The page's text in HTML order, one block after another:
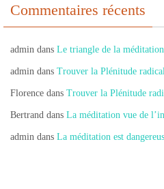
Commentaires récents
admin dans Le triangle de la méditation
admin dans Trouver la Plénitude
Florence dans Trouver la Plénitude
Bertrand dans La méditation vue de
admin dans La méditation est